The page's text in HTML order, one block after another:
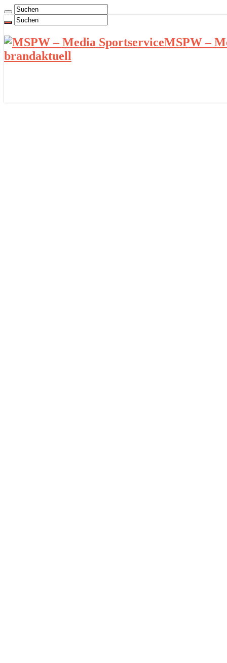
MSPW –
brandaktuell